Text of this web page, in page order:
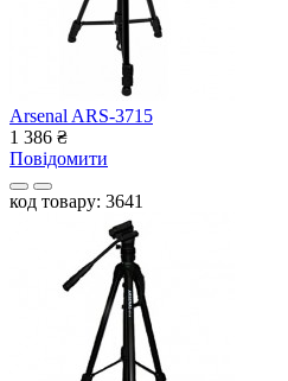
Arsenal ARS-3715
1 386 ₴
Повідомити
код товару: 3641